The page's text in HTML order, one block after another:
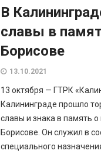
В
славы в
Борисове
13.10.2021
13 октября — ГТРК
Калининграде прошло
славы и знака в память
Борисове. Он служил в
специального